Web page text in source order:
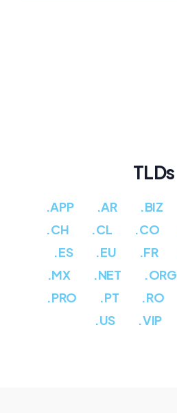
TLDs
.APP .AR .BIZ
.CH
.CL .CO
.ES
.EU .FR
.MX
.NET .ORG
.PRO
.PT .RO
.US
.VIP